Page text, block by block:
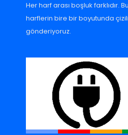
Her harf arası boşluk farklıdır.
harflerin bire bir boyutunda
gönderiyoruz.